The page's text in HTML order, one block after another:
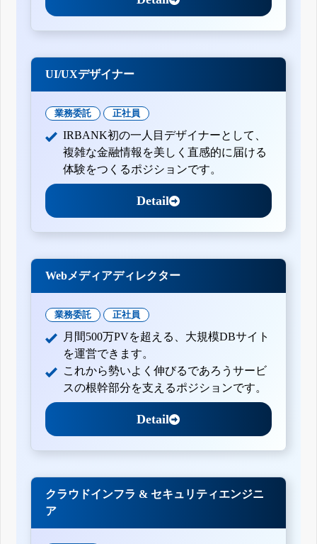
UI/UXデザイナー
業務委託 正社員
IRBANK初の一人目デザイナーとして、
複雑な金融情報を美しく直感的に届ける
体験をつくるポジションです。
Detail
Webメディアディレクター
業務委託 正社員
月間500万PVを超える、大規模DBサイト
を運営できます。
これから勢いよく伸びるであろうサービ
スの根幹部分を支えるポジションです。
Detail
クラウドインフラ & セキュリティエンジニ
ア